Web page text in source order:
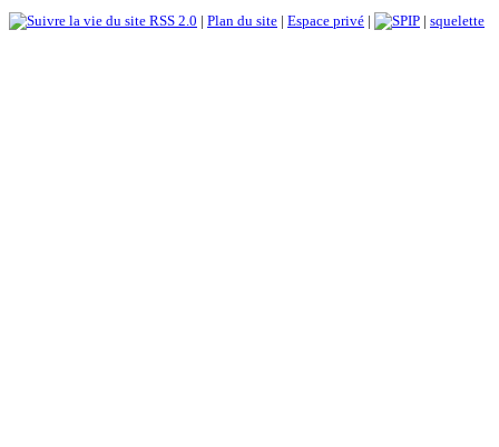
RSS 2.0 | Plan du site | Espace privé | | squelette